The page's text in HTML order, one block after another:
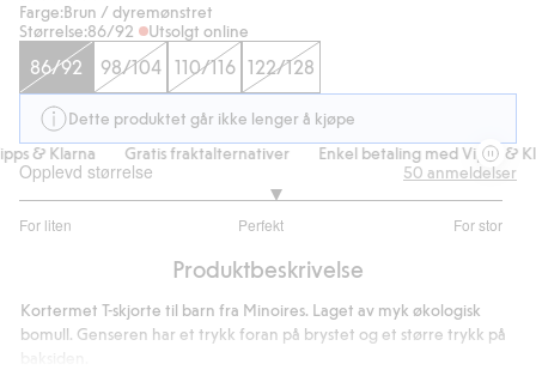
Farge:Brun / dyremønstret
Størrelse:86/92 Utsolgt online
86/92 98/104 110/116 122/128
Dette produktet går ikke lenger å kjøpe
& Klarna
Gratis fraktalternativer Enkel betaling med Vipps &
Opplevd størrelse
For liten Perfekt For stor
av
35
stemmer
50 anmeldelser
Produktbeskrivelse
Kortermet T-skjorte til barn fra Minoires. Laget av myk økologisk
bomull. Genseren har et trykk foran på brystet og et større trykk på